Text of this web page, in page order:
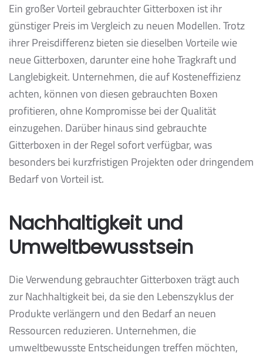
Ein großer Vorteil gebrauchter Gitterboxen ist ihr
günstiger Preis im Vergleich zu neuen Modellen. Trotz
ihrer Preisdifferenz bieten sie dieselben Vorteile wie
neue Gitterboxen, darunter eine hohe Tragkraft und
Langlebigkeit. Unternehmen, die auf Kosteneffizienz
achten, können von diesen gebrauchten Boxen
profitieren, ohne Kompromisse bei der Qualität
einzugehen. Darüber hinaus sind gebrauchte
Gitterboxen in der Regel sofort verfügbar, was
besonders bei kurzfristigen Projekten oder dringendem
Bedarf von Vorteil ist.
Nachhaltigkeit und
Umweltbewusstsein
Die Verwendung gebrauchter Gitterboxen trägt auch
zur Nachhaltigkeit bei, da sie den Lebenszyklus der
Produkte verlängern und den Bedarf an neuen
Ressourcen reduzieren. Unternehmen, die
umweltbewusste Entscheidungen treffen möchten,